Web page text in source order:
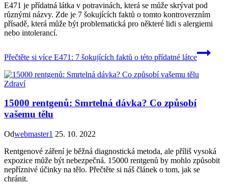
E471 je přídatná látka v potravinách, která se může skrývat pod
různými názvy. Zde je 7 šokujících faktů o tomto kontroverzním
přísadě, která může být problematická pro některé lidi s alergiemi
nebo intolerancí.
Přečtěte si více E471: 7 šokujících faktů o této přídatné látce
Zdraví
15000 rentgenů: Smrtelná dávka? Co způsobí
vašemu tělu
Odwebmaster1 25. 10. 2022
Rentgenové záření je běžná diagnostická metoda, ale příliš vysoká
expozice může být nebezpečná. 15000 rentgenů by mohlo způsobit
nepříznivé účinky na tělo. Přečtěte si náš článek o tom, jak se
chránit.